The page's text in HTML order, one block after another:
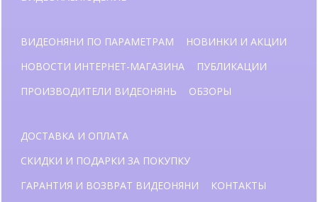
ВИДЕОНЯНИ ПО ПАРАМЕТРАМ
НОВИНКИ И АКЦИИ
НОВОСТИ ИНТЕРНЕТ-МАГАЗИНА
ПУБЛИКАЦИИ
ПРОИЗВОДИТЕЛИ ВИДЕОНЯНЬ
ОБЗОРЫ
ДОСТАВКА И ОПЛАТА
СКИДКИ И ПОДАРКИ ЗА ПОКУПКУ
ГАРАНТИЯ И ВОЗВРАТ ВИДЕОНЯНИ
КОНТАКТЫ